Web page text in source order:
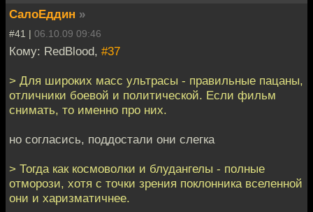
СалоЕддин »
#41 | 06.10.09 09:46
Кому: RedBlood, #37
> Для широких масс ультрасы - правильные пацаны,
отличники боевой и политической. Если фильм
снимать, то именно про них.
но согласись, поддостали они слегка
> Тогда как космоволки и блудангелы - полные
отморози, хотя с точки зрения поклонника вселенной
они и харизматичнее.